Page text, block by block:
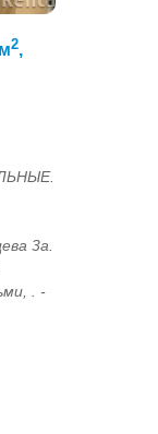
2,
3а.
. -